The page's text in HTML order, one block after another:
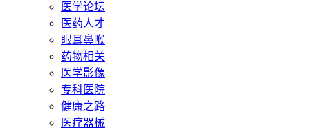
医学论坛
医药人才
眼耳鼻喉
药物相关
医学影像
专科医院
健康之路
医疗器械